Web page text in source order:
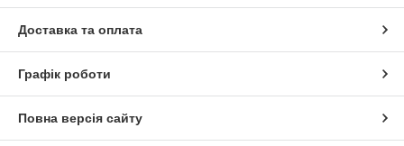
Доставка та оплата
Графік роботи
Повна версія сайту